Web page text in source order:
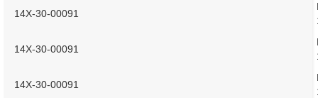
14X-30-00091
14X-30-00091
14X-30-00091